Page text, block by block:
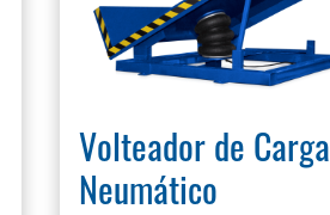
Volteador de Carga
Neumático